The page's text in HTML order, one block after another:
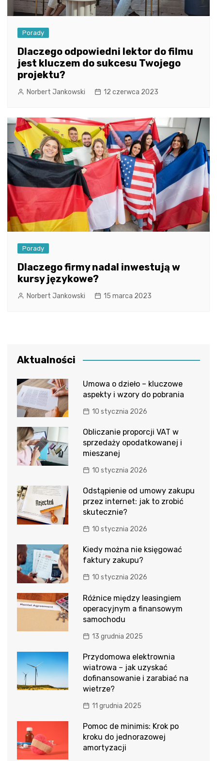
Porady
Dlaczego odpowiedni lektor do filmu
jest kluczem do sukcesu Twojego
projektu?
Norbert Jankowski 12 czerwca 2023
Porady
Dlaczego firmy nadal inwestują w
kursy językowe?
Norbert Jankowski 15 marca 2023
Aktualności
Umowa o dzieło – kluczowe
aspekty i wzory do pobrania
10 stycznia 2026
Obliczanie proporcji VAT w
sprzedaży opodatkowanej i
mieszanej
10 stycznia 2026
Odstąpienie od umowy zakupu
przez internet: jak to zrobić
skutecznie?
10 stycznia 2026
Kiedy można nie księgować
faktury zakupu?
10 stycznia 2026
Różnice między leasingiem
operacyjnym a finansowym
samochodu
13 grudnia 2025
Przydomowa elektrownia
wiatrowa – jak uzyskać
dofinansowanie i zarabiać na
wietrze?
11 grudnia 2025
Pomoc de minimis: Krok po
kroku do jednorazowej
amortyzacji